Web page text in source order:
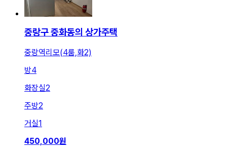
중랑구 중화동의 상가주택
중랑역리모(4룸,화2)
방4
화장실2
주방2
거실1
450,000원